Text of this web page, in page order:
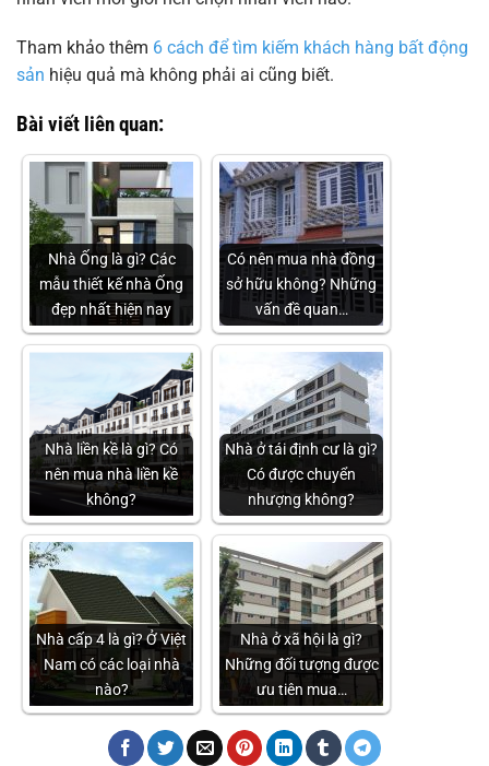
Tham khảo thêm 6 cách để tìm kiếm khách hàng bất động
sản hiệu quả mà không phải ai cũng biết.
Bài viết liên quan:
Nhà Ống là gì? Các
mẫu thiết kế nhà Ống
đẹp nhất hiện nay
Có nên mua nhà đồng
sở hữu không? Những
vấn đề quan…
Nhà liền kề là gì? Có
nên mua nhà liền kề
không?
Nhà ở tái định cư là gì?
Có được chuyển
nhượng không?
Nhà cấp 4 là gì? Ở Việt
Nam có các loại nhà
nào?
Nhà ở xã hội là gì?
Những đối tượng được
ưu tiên mua…